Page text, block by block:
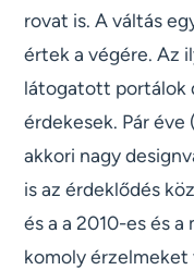
rovat is. A váltás
értek a végére. Az
látogatott portálok
érdekesek. Pár
akkori nagy
is az érdeklődés
és a a 2010-es és
komoly érzelmeket